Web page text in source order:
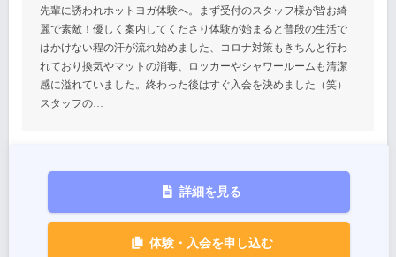
先輩に誘われホットヨガ体験へ。まず受付のスタッフ様が皆お綺
麗で素敵！優しく案内してくださり体験が始まると普段の生活で
はかけない程の汗が流れ始めました、コロナ対策もきちんと行わ
れており換気やマットの消毒、ロッカーやシャワールームも清潔
感に溢れていました。終わった後はすぐ入会を決めました（笑）
スタッフの…
詳細を見る
体験・入会を申し込む